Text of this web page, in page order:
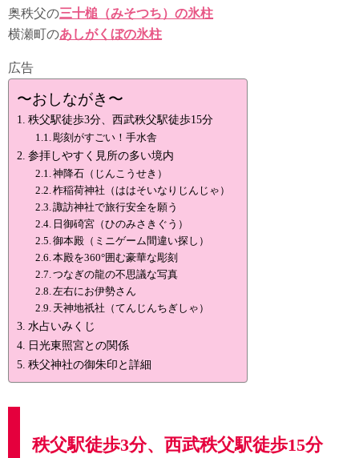
奥秩父の三十槌（みそつち）の氷柱
横瀬町のあしがくぼの氷柱
広告
〜おしながき〜
秩父駅徒歩3分、西武秩父駅徒歩15分
彫刻がすごい！手水舎
参拝しやすく見所の多い境内
神降石（じんこうせき）
柞稲荷神社（ははそいなりじんじゃ）
諏訪神社で旅行安全を願う
日御碕宮（ひのみさきぐう）
御本殿（ミニゲーム間違い探し）
本殿を360°囲む豪華な彫刻
つなぎの龍の不思議な写真
左右にお伊勢さん
天神地祇社（てんじんちぎしゃ）
水占いみくじ
日光東照宮との関係
秩父神社の御朱印と詳細
秩父駅徒歩3分、西武秩父駅徒歩15分